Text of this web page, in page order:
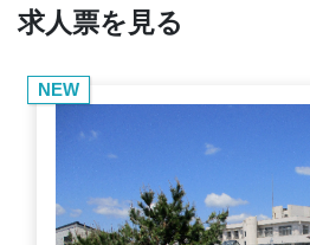
求人票を見る
NEW